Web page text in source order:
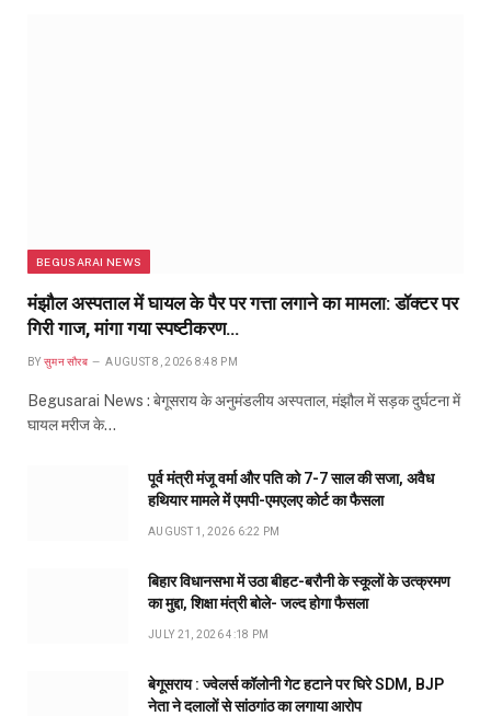
BEGUSARAI NEWS
मंझौल अस्पताल में घायल के पैर पर गत्ता लगाने का मामला: डॉक्टर पर
गिरी गाज, मांगा गया स्पष्टीकरण…
BY सुमन सौरब AUGUST 8, 2026 8:48 PM
Begusarai News : बेगूसराय के अनुमंडलीय अस्पताल, मंझौल में सड़क दुर्घटना में
घायल मरीज के…
पूर्व मंत्री मंजू वर्मा और पति को 7-7 साल की सजा, अवैध
हथियार मामले में एमपी-एमएलए कोर्ट का फैसला
AUGUST 1, 2026 6:22 PM
बिहार विधानसभा में उठा बीहट-बरौनी के स्कूलों के उत्क्रमण
का मुद्दा, शिक्षा मंत्री बोले- जल्द होगा फैसला
JULY 21, 2026 4:18 PM
बेगूसराय : ज्वेलर्स कॉलोनी गेट हटाने पर घिरे SDM, BJP
नेता ने दलालों से सांठगांठ का लगाया आरोप